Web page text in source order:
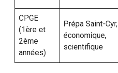
CPGE
(1ère et
2ème
années)
Prépa Saint-Cyr,
économique,
scientifique